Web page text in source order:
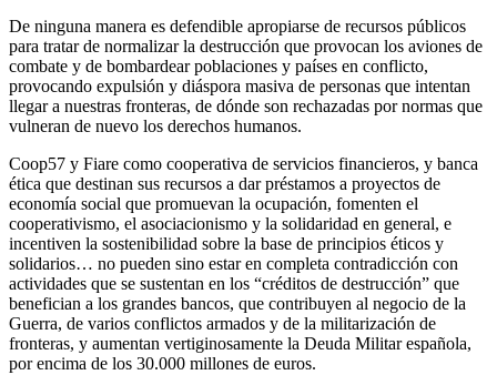
De ninguna manera es defendible apropiarse de recursos públicos
para tratar de normalizar la destrucción que provocan los aviones de
combate y de bombardear poblaciones y países en conflicto,
provocando expulsión y diáspora masiva de personas que intentan
llegar a nuestras fronteras, de dónde son rechazadas por normas que
vulneran de nuevo los derechos humanos.
Coop57 y Fiare como cooperativa de servicios financieros, y banca
ética que destinan sus recursos a dar préstamos a proyectos de
economía social que promuevan la ocupación, fomenten el
cooperativismo, el asociacionismo y la solidaridad en general, e
incentiven la sostenibilidad sobre la base de principios éticos y
solidarios… no pueden sino estar en completa contradicción con
actividades que se sustentan en los “créditos de destrucción” que
benefician a los grandes bancos, que contribuyen al negocio de la
Guerra, de varios conflictos armados y de la militarización de
fronteras, y aumentan vertiginosamente la Deuda Militar española,
por encima de los 30.000 millones de euros.